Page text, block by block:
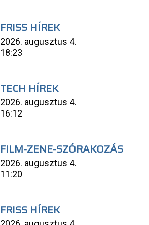
FRISS HÍREK
2026. augusztus 4.
18:23
TECH HÍREK
2026. augusztus 4.
16:12
FILM-ZENE-SZÓRAKOZÁS
2026. augusztus 4.
11:20
FRISS HÍREK